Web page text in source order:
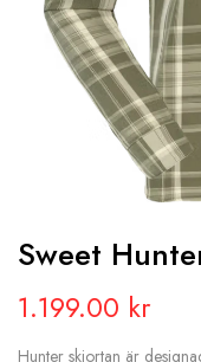
Sweet
1.199.00 kr
Hunter skjortan är